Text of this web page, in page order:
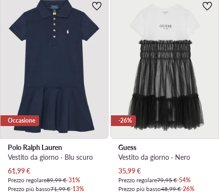
Occasione
Polo Ralph Lauren
Vestito da giorno · Blu scuro
Prezzo attuale
61,99€
Prezzo regolare89,99 €-31%
Prezzo più basso71,99 €-13%
-26%
Guess
Vestito da giorno · Nero
Prezzo attuale
35,99€
Prezzo regolare79,95 €-54%
Prezzo più basso48,99 €-26%